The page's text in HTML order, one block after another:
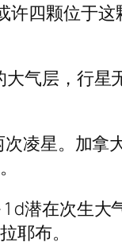
许四颗位于
大气层，行星
次凌星。加拿
d潜在次生大
耶布。